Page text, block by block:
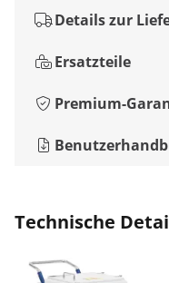
Details zur
Ersatzteile
Premium-
Technische